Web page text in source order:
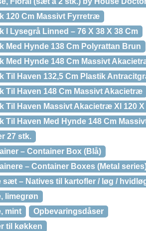
120 Cm Massivt Fyrretræ
Lysegrå Linned – 76 X 38 X 38 Cm
Med Hynde 138 Cm Polyrattan Brun
Med Hynde 148 Cm Massivt
Til Haven 132,5 Cm Plastik
Til Haven 148 Cm Massivt Akacietræ
Haven Massivt Akacietræ Xl 120 X
Til Haven Med Hynde 148 Cm
27 stk.
– Container Box (Blå)
– Container Boxes (Metal
sæt – Natives til kartofler / løg /
limegrøn
mint
Opbevaringsdåser
til køkken